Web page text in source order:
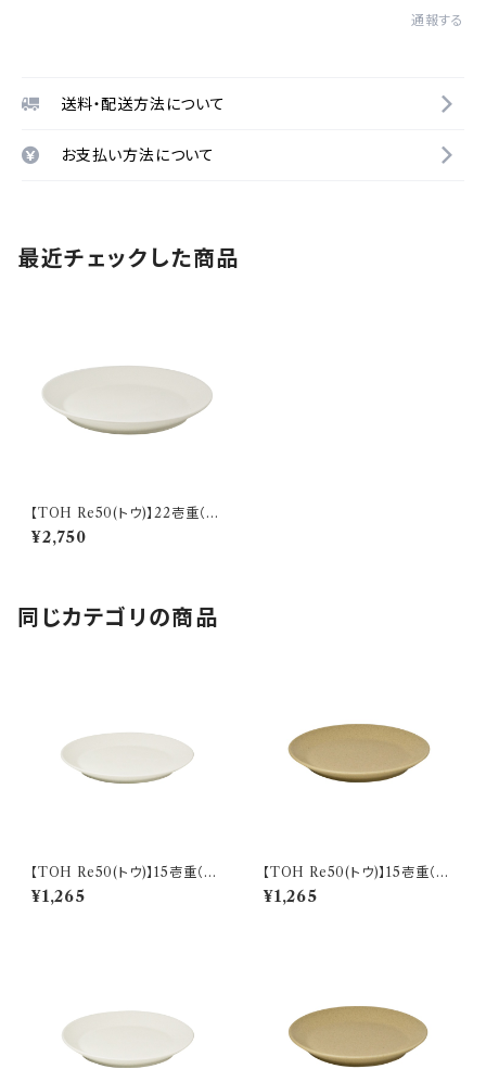
通報する
送料・配送方法について
お支払い方法について
最近チェックした商品
【TOH Re50(トウ)】22壱重（ク
リーム) O-M32901
¥2,750
同じカテゴリの商品
【TOH Re50(トウ)】15壱重（ク
リーム) O-M32401
¥1,265
【TOH Re50(トウ)】15壱重（コ
ルクベージュ) O-M32402
¥1,265